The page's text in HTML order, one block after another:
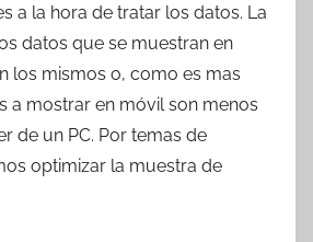
a la hora de tratar los datos. La
datos que se muestran en
los mismos o, como es mas
a mostrar en móvil son menos
de un PC. Por temas de
optimizar la muestra de